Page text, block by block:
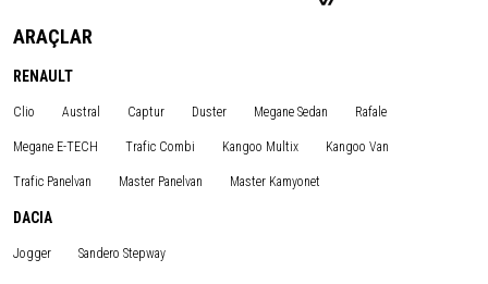
ARAÇLAR
RENAULT
Clio Austral Captur Duster Megane Sedan Rafale
Megane E-TECH Trafic Combi Kangoo Multix Kangoo Van
Trafic Panelvan Master Panelvan Master Kamyonet
DACIA
Jogger Sandero Stepway